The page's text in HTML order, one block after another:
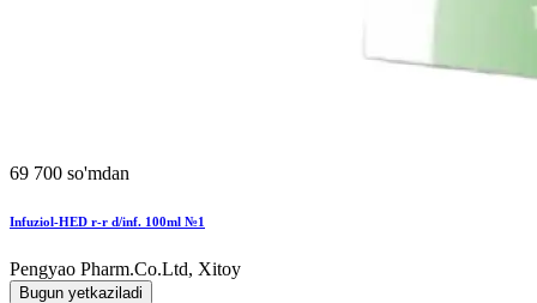
69 700 so'mdan
Infuziol-HED r-r d/inf. 100ml №1
Pengyao Pharm.Co.Ltd, Xitoy
Bugun yetkaziladi